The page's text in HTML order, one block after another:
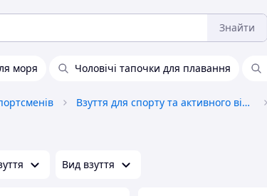
Знайти
моря Чоловічі тапочки для плавання
Взуття для спорту та активного відпочинку
Вид взуття